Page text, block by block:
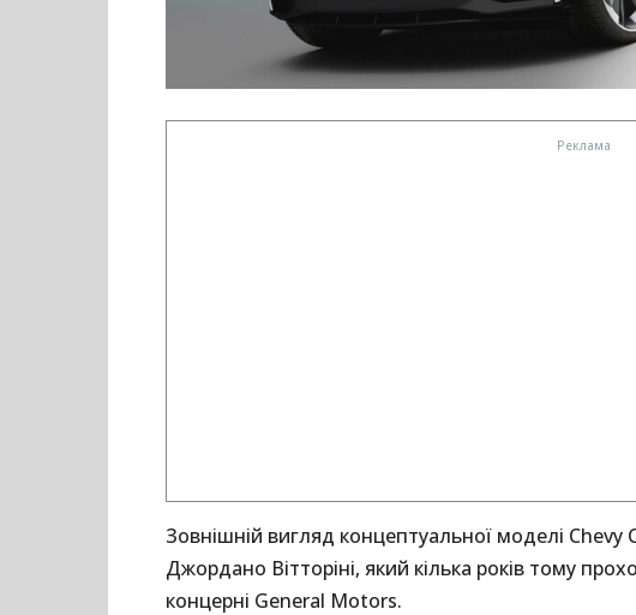
Зовнішній вигляд концептуальної моделі Chevy
Джордано Вітторіні, який кілька років тому
концерні General Motors.